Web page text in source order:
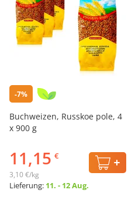
-7%
Buchweizen, Russkoe pole, 4
x 900 g
11,15 €
3,10 €/kg
Lieferung: 11. - 12 Aug.